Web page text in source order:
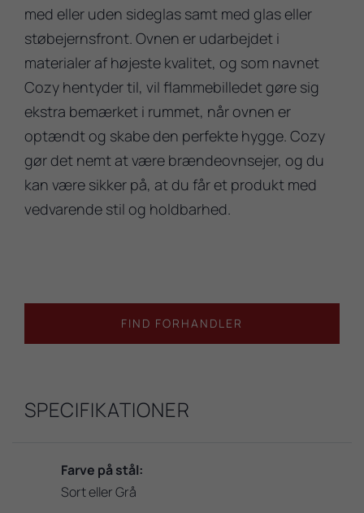
med eller uden sideglas samt med glas eller
støbejernsfront. Ovnen er udarbejdet i
materialer af højeste kvalitet, og som navnet
Cozy hentyder til, vil flammebilledet gøre sig
ekstra bemærket i rummet, når ovnen er
optændt og skabe den perfekte hygge. Cozy
gør det nemt at være brændeovnsejer, og du
kan være sikker på, at du får et produkt med
vedvarende stil og holdbarhed.
FIND FORHANDLER
SPECIFIKATIONER
Farve på stål:
Sort eller Grå